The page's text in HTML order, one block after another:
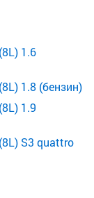
1.6
1.8 (бензин)
1.9
S3 quattro